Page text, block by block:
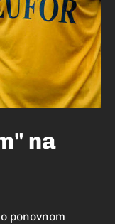
na
ponovnom